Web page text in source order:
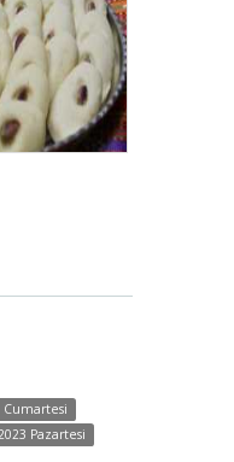
Cumartesi
Pazartesi